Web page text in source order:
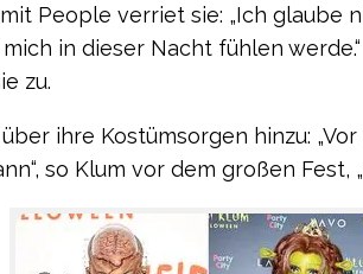
People verriet sie: „Ich
in dieser Nacht fühlen
zu.
ihre Kostümsorgen hinzu:
so Klum vor dem großen Fest,